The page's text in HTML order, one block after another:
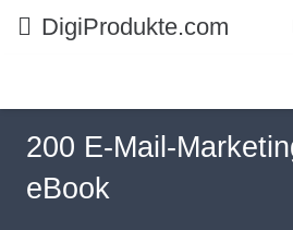
DigiProdukte.com
200 E-Mail-
eBook